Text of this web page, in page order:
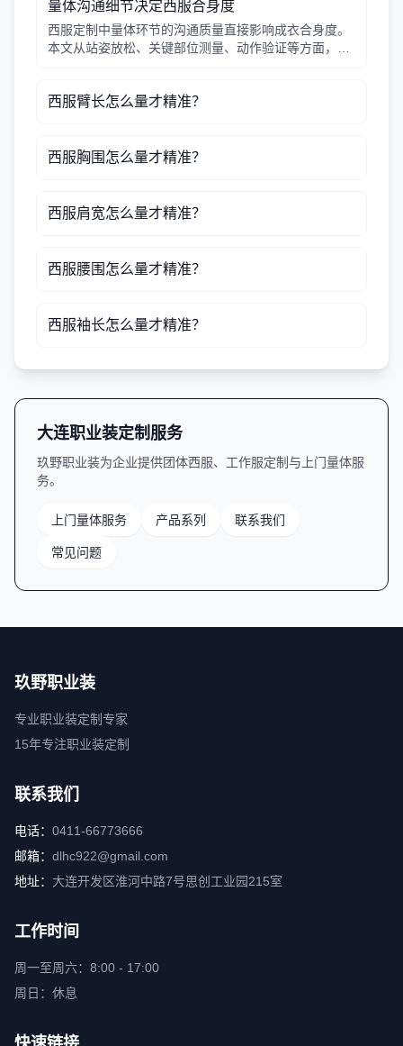
量体沟通细节决定西服合身度
西服定制中量体环节的沟通质量直接影响成衣合身度。
本文从站姿放松、关键部位测量、动作验证等方面，提
西服臂长怎么量才精准？
西服胸围怎么量才精准？
西服肩宽怎么量才精准？
西服腰围怎么量才精准？
西服袖长怎么量才精准？
大连职业装定制服务
玖野职业装为企业提供团体西服、工作服定制与上门量体服
务。
上门量体服务 产品系列 联系我们
常见问题
玖野职业装
专业职业装定制专家
15年专注职业装定制
联系我们
电话： 0411-66773666
邮箱： dlhc922@gmail.com
地址： 大连开发区淮河中路7号思创工业园215室
工作时间
周一至周六：8:00 - 17:00
周日：休息